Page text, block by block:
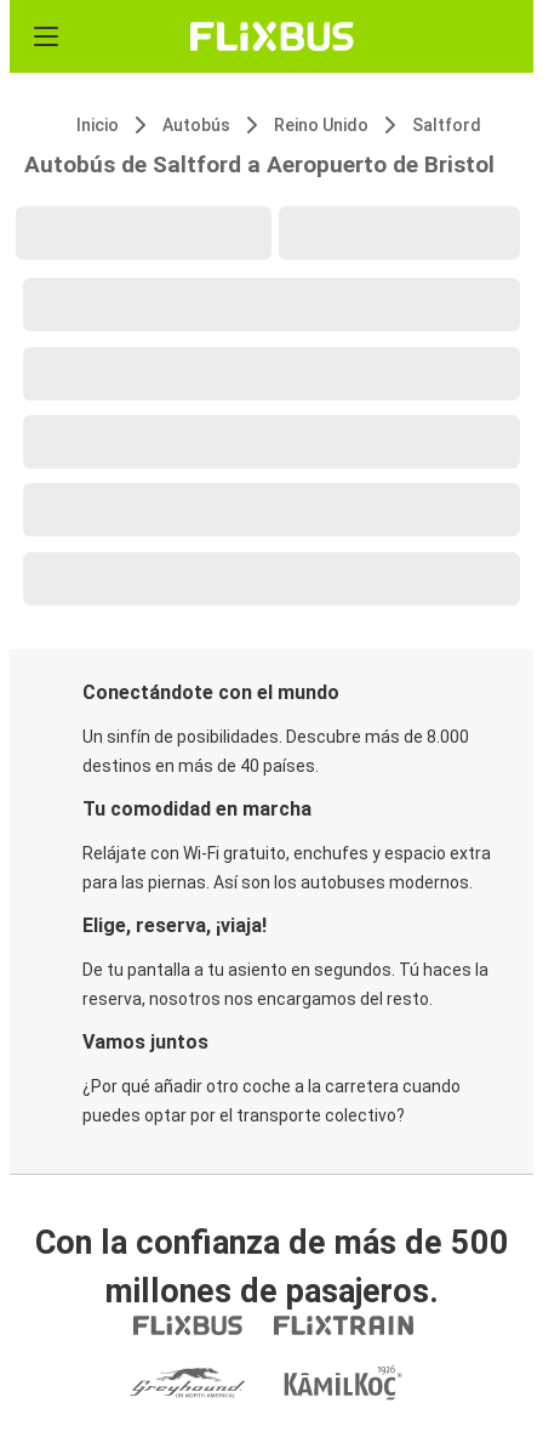
Inicio Autobús Reino Unido Saltford
Autobús de Saltford a Aeropuerto de Bristol
Conectándote con el mundo
Un sinfín de posibilidades. Descubre más de 8.000
destinos en más de 40 países.
Tu comodidad en marcha
Relájate con Wi-Fi gratuito, enchufes y espacio extra
para las piernas. Así son los autobuses modernos.
Elige, reserva, ¡viaja!
De tu pantalla a tu asiento en segundos. Tú haces la
reserva, nosotros nos encargamos del resto.
Vamos juntos
¿Por qué añadir otro coche a la carretera cuando
puedes optar por el transporte colectivo?
Con la confianza de más de 500
millones de pasajeros.